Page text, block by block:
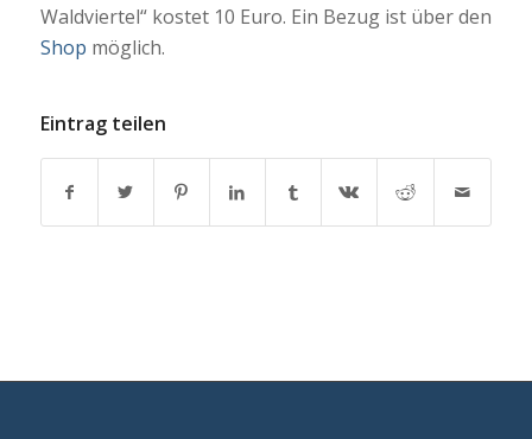
Waldviertel“ kostet 10 Euro. Ein Bezug ist über den
Shop möglich.
Eintrag teilen